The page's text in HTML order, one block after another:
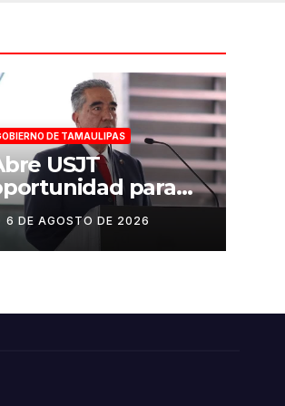
DE TAMAULIPAS
USJT
para
examen
admisión, este
6 DE AGOSTO DE 2026